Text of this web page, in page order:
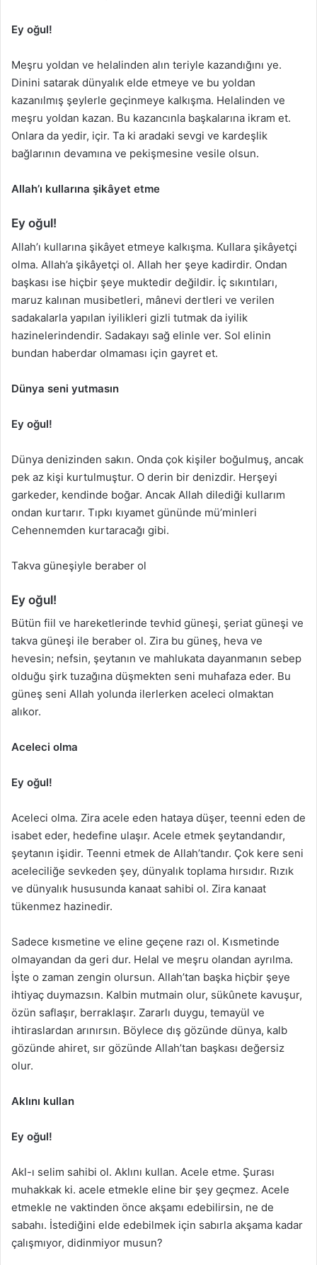
Ey oğul!
Meşru yoldan ve helalinden alın teriyle kazandığını ye.
Dinini satarak dünyalık elde etmeye ve bu yoldan
kazanılmış şeylerle geçinmeye kalkışma. Helalinden ve
meşru yoldan kazan. Bu kazancınla başkalarına ikram et.
Onlara da yedir, içir. Ta ki aradaki sevgi ve kardeşlik
bağlarının devamına ve pekişmesine vesile olsun.
Allah’ı kullarına şikâyet etme
Ey oğul!
Allah’ı kullarına şikâyet etmeye kalkışma. Kullara şikâyetçi
olma. Allah’a şikâyetçi ol. Allah her şeye kadirdir. Ondan
başkası ise hiçbir şeye muktedir değildir. İç sıkıntıları,
maruz kalınan musibetleri, mânevi dertleri ve verilen
sadakalarla yapılan iyilikleri gizli tutmak da iyilik
hazinelerindendir. Sadakayı sağ elinle ver. Sol elinin
bundan haberdar olmaması için gayret et.
Dünya seni yutmasın
Ey oğul!
Dünya denizinden sakın. Onda çok kişiler boğulmuş, ancak
pek az kişi kurtulmuştur. O derin bir denizdir. Herşeyi
garkeder, kendinde boğar. Ancak Allah dilediği kullarım
ondan kurtarır. Tıpkı kıyamet gününde mü’minleri
Cehennemden kurtaracağı gibi.
Takva güneşiyle beraber ol
Ey oğul!
Bütün fiil ve hareketlerinde tevhid güneşi, şeriat güneşi ve
takva güneşi ile beraber ol. Zira bu güneş, heva ve
hevesin; nefsin, şeytanın ve mahlukata dayanmanın sebep
olduğu şirk tuzağına düşmekten seni muhafaza eder. Bu
güneş seni Allah yolunda ilerlerken aceleci olmaktan
alıkor.
Aceleci olma
Ey oğul!
Aceleci olma. Zira acele eden hataya düşer, teenni eden de
isabet eder, hedefine ulaşır. Acele etmek şeytandandır,
şeytanın işidir. Teenni etmek de Allah’tandır. Çok kere seni
aceleciliğe sevkeden şey, dünyalık toplama hırsıdır. Rızık
ve dünyalık hususunda kanaat sahibi ol. Zira kanaat
tükenmez hazinedir.
Sadece kısmetine ve eline geçene razı ol. Kısmetinde
olmayandan da geri dur. Helal ve meşru olandan ayrılma.
İşte o zaman zengin olursun. Allah’tan başka hiçbir şeye
ihtiyaç duymazsın. Kalbin mutmain olur, sükûnete kavuşur,
özün saflaşır, berraklaşır. Zararlı duygu, temayül ve
ihtiraslardan arınırsın. Böylece dış gözünde dünya, kalb
gözünde ahiret, sır gözünde Allah’tan başkası değersiz
olur.
Aklını kullan
Ey oğul!
Akl-ı selim sahibi ol. Aklını kullan. Acele etme. Şurası
muhakkak ki. acele etmekle eline bir şey geçmez. Acele
etmekle ne vaktinden önce akşamı edebilirsin, ne de
sabahı. İstediğini elde edebilmek için sabırla akşama kadar
çalışmıyor, didinmiyor musun?